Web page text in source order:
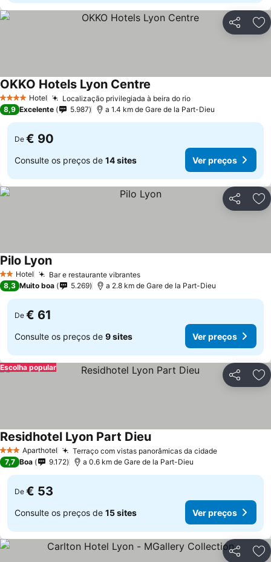
Partilhar
4 EstrelasHotel Localização privilegiada à beira do rio
OKKO Hotels Lyon Centre
8,9 Excelente 5.987 a 1.4 km de Gare de la Part-Dieu
De € 90
Consulte os preços de 14 sites Ver preços
Partilhar
2 Estrelas
Hotel Bar e restaurante vibrantes
Pilo Lyon
8,3 Muito boa 5.269 a 2.8 km de Gare de la Part-Dieu
De € 61
Consulte os preços de 9 sites Ver preços
Partilhar
Escolha popular
3 EstrelasAparthotel Terraço com vistas panorâmicas da cidade
Residhotel Lyon Part Dieu
7,7 Boa 9.172 a 0.6 km de Gare de la Part-Dieu
De € 53
Consulte os preços de 15 sites Ver preços
Partilhar